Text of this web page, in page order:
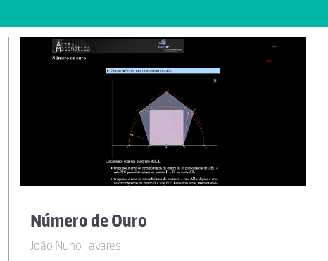
Número de Ouro
João Nuno Tavares